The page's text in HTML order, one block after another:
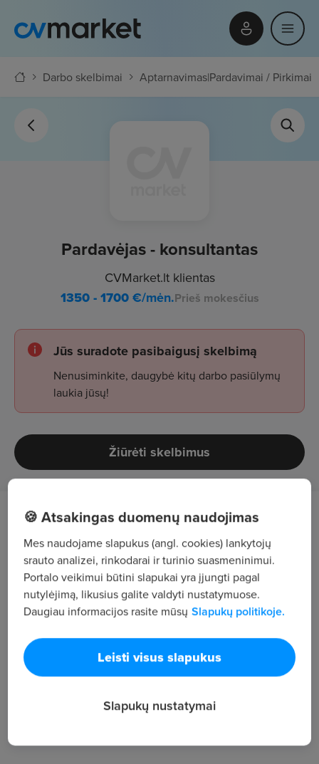
Darbo skelbimai Aptarnavimas|Pardavimai / Pirkimai
Pardavėjas - konsultantas
CVMarket.lt klientas
1350 - 1700€/mėn.Prieš mokesčius
Jūs suradote pasibaigusį skelbimą
Nenusiminkite, daugybė kitų darbo pasiūlymų
laukia jūsų!
Žiūrėti skelbimus
Tapkite mūsų komandos dalimi!
Parduotuvėje "Assorti by Livin" mes profesionaliai
ir nuoširdžiai aptarnausime klientus, rūpinsimės
prekių pateikimu ir teisingos informacijos apie
prekes suteikimu klientui, dirbsime prie kasos,
patraukliai išdėliosime prekes, palaikysime tvarką
prekybos salėje (kainų keitimas, galiojimų
sekimas, kt.), mokysimės, skanausime gerą
maistą, daug bendrausime ir spinduliuosime gera
nuotaika bei energija.
🍪 Atsakingas duomenų naudojimas
Mes naudojame slapukus (angl. cookies) lankytojų
srauto analizei, rinkodarai ir turinio suasmeninimui.
Portalo veikimui būtini slapukai yra įjungti pagal
nutylėjimą, likusius galite valdyti nustatymuose.
Daugiau informacijos rasite mūsų Slapukų politikoje.
Leisti visus slapukus
Slapukų nustatymai